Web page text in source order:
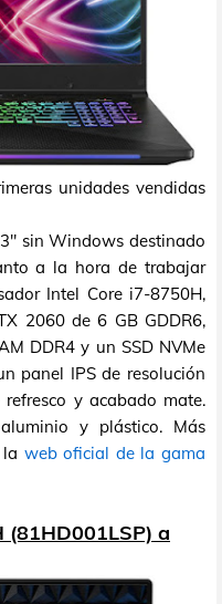
unidades vendidas
sin Windows destinado
a la hora de trabajar
Intel Core i7-8750H,
2060 de 6 GB GDDR6,
DDR4 y un SSD NVMe
panel IPS de resolución
y acabado mate.
y plástico. Más
web oficial de la gama
(81HD001LSP) a